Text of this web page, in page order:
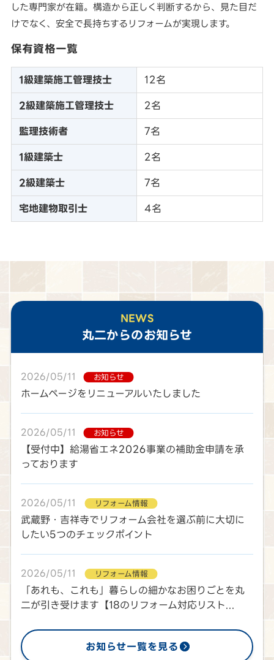
した専門家が在籍。構造から正しく判断するから、見た目だ
けでなく、安全で長持ちするリフォームが実現します。
保有資格一覧
1級建築施工管理技士 12名
2級建築施工管理技士 2名
監理技術者 7名
1級建築士 2名
2級建築士 7名
宅地建物取引士 4名
NEWS
丸二からのお知らせ
2026/05/11 お知らせ
ホームページをリニューアルいたしました
2026/05/11 お知らせ
【受付中】給湯省エネ2026事業の補助金申請を承
っております
2026/05/11 リフォーム情報
武蔵野・吉祥寺でリフォーム会社を選ぶ前に大切に
したい5つのチェックポイント
2026/05/11 リフォーム情報
「あれも、これも」暮らしの細かなお困りごとを丸
二が引き受けます【18のリフォーム対応リスト...
お知らせ一覧を見る